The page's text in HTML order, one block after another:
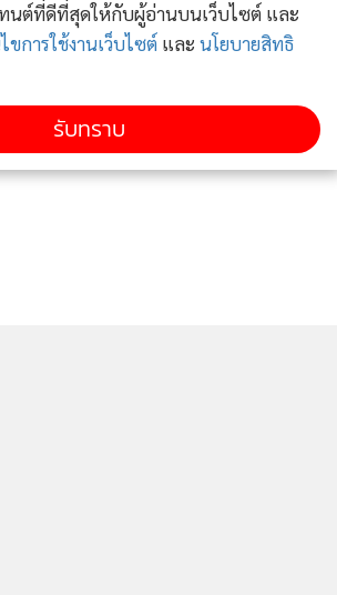
นต์ที่ดีที่สุดให้กับผู้อ่านบนเว็บไซต์ และ
ขการใช้งานเว็บไซต์ และ นโยบายสิทธิ
รับทราบ